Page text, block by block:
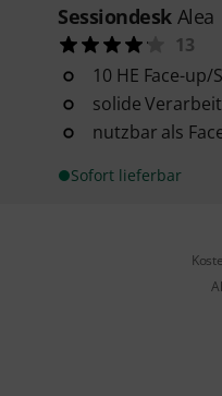
Sessiondesk Alea
13
10 HE Face-
solide
nutzbar als
Sofort lieferbar